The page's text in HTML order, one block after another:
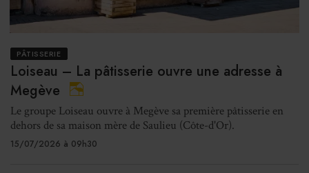
PÂTISSERIE
Loiseau – La pâtisserie ouvre une adresse à
Megève
Le groupe Loiseau ouvre à Megève sa première pâtisserie en
dehors de sa maison mère de Saulieu (Côte-d'Or).
15/07/2026 à 09h30